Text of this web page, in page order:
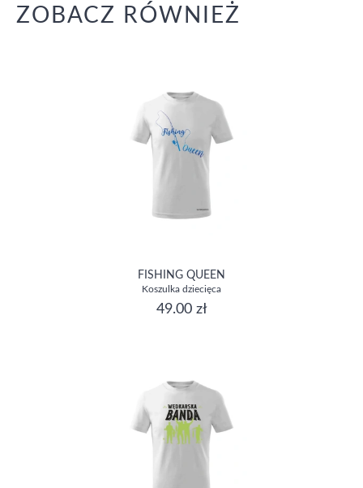
ZOBACZ RÓWNIEŻ
FISHING QUEEN
Koszulka dziecięca
49.00 zł